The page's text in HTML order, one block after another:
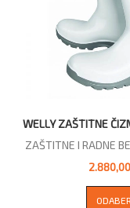
WELLY ZAŠTITNE
ZAŠTITNE I RADNE